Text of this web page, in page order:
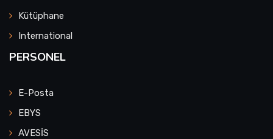
Kütüphane
International
PERSONEL
E-Posta
EBYS
AVESİS